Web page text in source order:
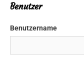
Benutzer
Benutzername